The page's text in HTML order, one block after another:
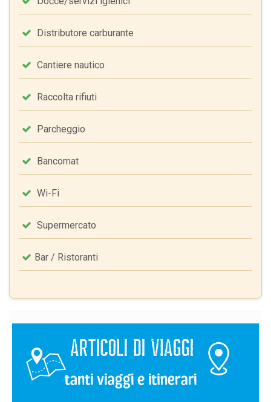
Distributore carburante
Cantiere nautico
Raccolta rifiuti
Parcheggio
Bancomat
Wi-Fi
Supermercato
Bar / Ristoranti